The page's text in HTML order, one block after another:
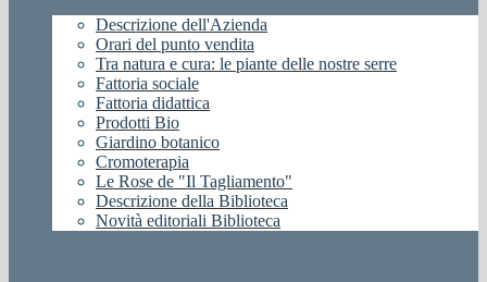
Descrizione dell'Azienda
Orari del punto vendita
Tra natura e cura: le piante delle nostre serre
Fattoria sociale
Fattoria didattica
Prodotti Bio
Giardino botanico
Cromoterapia
Le Rose de "Il Tagliamento"
Descrizione della Biblioteca
Novità editoriali Biblioteca